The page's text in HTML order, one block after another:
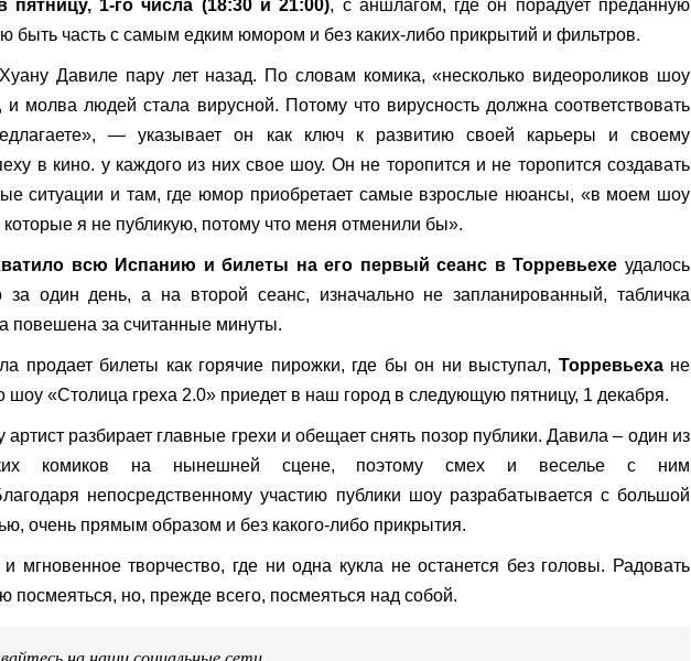
пятницу, 1-го числа (18:30 и 21:00), с аншлагом, где он порадует преданную
быть часть с самым едким юмором и без каких-либо прикрытий и фильтров.
Давиле пару лет назад. По словам комика, «несколько видеороликов шоу
молва людей стала вирусной. Потому что вирусность должна соответствовать
— указывает он как ключ к развитию своей карьеры и своему
в кино. у каждого из них свое шоу. Он не торопится и не торопится создавать
ситуации и там, где юмор приобретает самые взрослые нюансы, «в моем шоу
я не публикую, потому что меня отменили бы».
всю Испанию и билеты на его первый сеанс в Торревьехе удалось
за один день, а на второй сеанс, изначально не запланированный, табличка
за считанные минуты.
продает билеты как горячие пирожки, где бы он ни выступал, Торревьеха не
шоу «Столица греха 2.0» приедет в наш город в следующую пятницу, 1 декабря.
разбирает главные грехи и обещает снять позор публики. Давила – один из
комиков на нынешней сцене, поэтому смех и веселье с ним
непосредственному участию публики шоу разрабатывается с большой
очень прямым образом и без какого-либо прикрытия.
мгновенное творчество, где ни одна кукла не останется без головы. Радовать
посмеяться, но, прежде всего, посмеяться над собой.